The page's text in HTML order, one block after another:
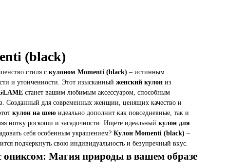
(black)
стиля с кулоном Momenti (black) – истинным
и утонченности. Этот изысканный женский кулон из
станет вашим любимым аксессуаром, способным
Созданный для современных женщин, ценящих качество и
кулон на шею идеально дополнит как повседневные, так и
нотку роскоши и загадочности. Ищете идеальный кулон для
себя особенным украшением? Кулон Momenti (black) –
подчеркнуть свою индивидуальность и безупречный вкус.
ониксом: Магия природы в вашем образе